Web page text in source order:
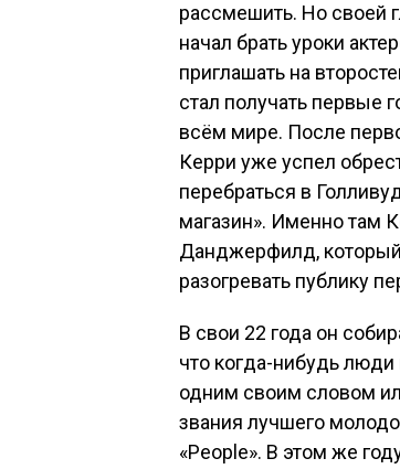
рассмешить. Но своей
начал брать уроки
приглашать на
стал получать первые
всём мире. После
Керри уже успел
перебраться в
магазин». Именно там
Данджерфилд,
разогревать публику
В свои 22 года он
что когда-нибудь люди
одним своим словом
звания лучшего
«People». В этом же